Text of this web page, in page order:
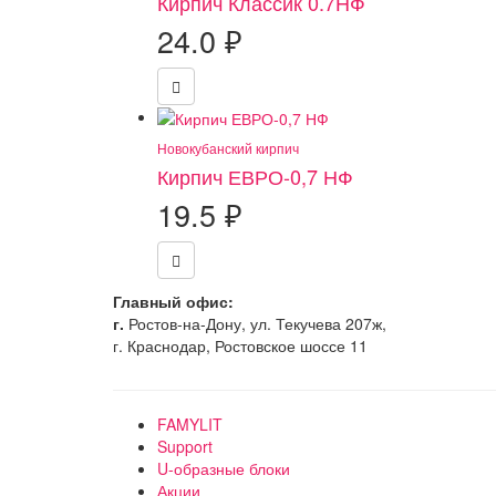
24.0 ₽
Новокубанский кирпич
Кирпич ЕВРО-0,7 НФ
19.5 ₽
Главный офис:
г. Ростов-на-Дону, ул. Текучева 207ж,
г. Краснодар, Ростовское шоссе 11
FAMYLIT
Support
U-образные блоки
Акции